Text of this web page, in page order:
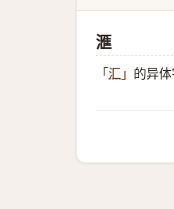
滙
「 汇 」 的异体